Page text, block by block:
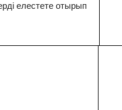
елестете отырып